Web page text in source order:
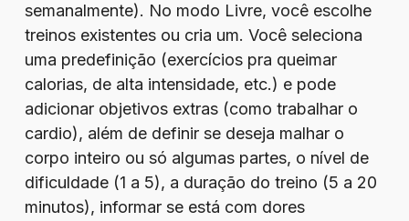
semanalmente). No modo Livre, você escolhe
treinos existentes ou cria um. Você seleciona
uma predefinição (exercícios pra queimar
calorias, de alta intensidade, etc.) e pode
adicionar objetivos extras (como trabalhar o
cardio), além de definir se deseja malhar o
corpo inteiro ou só algumas partes, o nível de
dificuldade (1 a 5), a duração do treino (5 a 20
minutos), informar se está com dores